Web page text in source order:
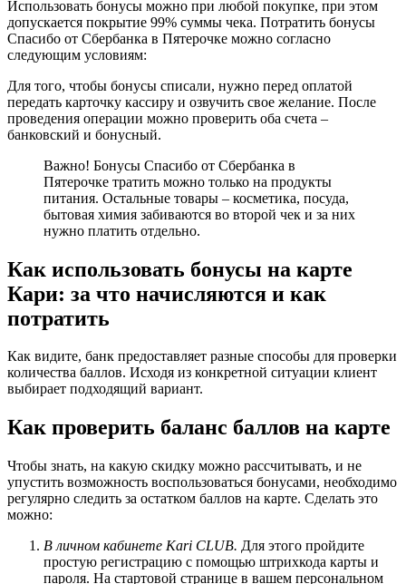
Использовать бонусы можно при любой покупке, при этом
допускается покрытие 99% суммы чека. Потратить бонусы
Спасибо от Сбербанка в Пятерочке можно согласно
следующим условиям:
Для того, чтобы бонусы списали, нужно перед оплатой
передать карточку кассиру и озвучить свое желание. После
проведения операции можно проверить оба счета –
банковский и бонусный.
Важно! Бонусы Спасибо от Сбербанка в
Пятерочке тратить можно только на продукты
питания. Остальные товары – косметика, посуда,
бытовая химия забиваются во второй чек и за них
нужно платить отдельно.
Как использовать бонусы на карте
Кари: за что начисляются и как
потратить
Как видите, банк предоставляет разные способы для проверки
количества баллов. Исходя из конкретной ситуации клиент
выбирает подходящий вариант.
Как проверить баланс баллов на карте
Чтобы знать, на какую скидку можно рассчитывать, и не
упустить возможность воспользоваться бонусами, необходимо
регулярно следить за остатком баллов на карте. Сделать это
можно:
В личном кабинете Kari CLUB. Для этого пройдите
простую регистрацию с помощью штрихкода карты и
пароля. На стартовой странице в вашем персональном